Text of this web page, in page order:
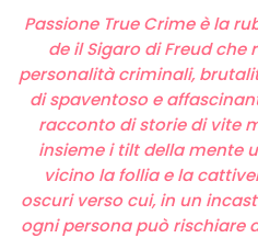
Passione True Crime è la
de il Sigaro di Freud che
personalità criminali,
di spaventoso e
racconto di storie di vite
insieme i tilt della mente
vicino la follia e la
oscuri verso cui, in un
ogni persona può rischiare